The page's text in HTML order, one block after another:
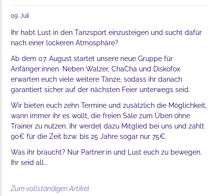
09. Juli
Ihr habt Lust in den Tanzsport einzusteigen und sucht dafür
nach einer lockeren Atmosphäre?
Ab dem 07. August startet unsere neue Gruppe für
Anfänger:innen. Neben Walzer, ChaCha und Diskofox
erwarten euch viele weitere Tänze, sodass ihr danach
garantiert sicher auf der nächsten Feier unterwegs seid.
Wir bieten euch zehn Termine und zusätzlich die Möglichkeit,
wann immer ihr es wollt, die freien Säle zum Üben ohne
Trainer zu nutzen. Ihr werdet dazu Mitglied bei uns und zahlt
90€ für die Zeit bzw. bis 25 Jahre sogar nur 75€.
Was ihr braucht? Nur Partner:in und Lust euch zu bewegen.
Ihr seid all...
Zum vollständigen Artikel